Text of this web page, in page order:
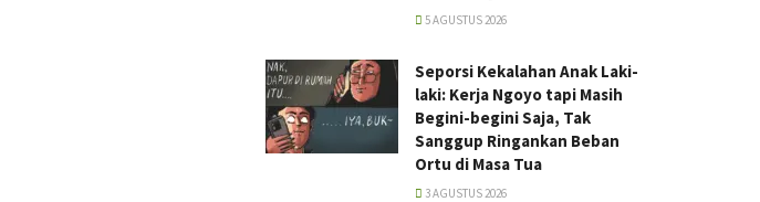
5 AGUSTUS 2026
Seporsi Kekalahan Anak Laki-
laki: Kerja Ngoyo tapi Masih
Begini-begini Saja, Tak
Sanggup Ringankan Beban
Ortu di Masa Tua
3 AGUSTUS 2026